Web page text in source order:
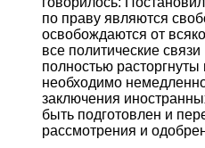
по праву являются
освобождаются от
все политические
полностью
необходимо
заключения
быть подготовлен и
рассмотрения и